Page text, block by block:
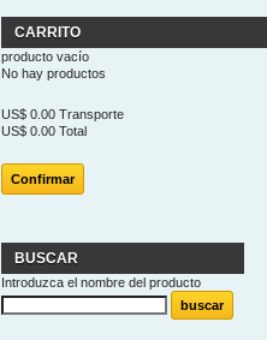
CARRITO
producto vacío
No hay productos
US$ 0.00 Transporte
US$ 0.00 Total
Confirmar
BUSCAR
Introduzca el nombre del producto